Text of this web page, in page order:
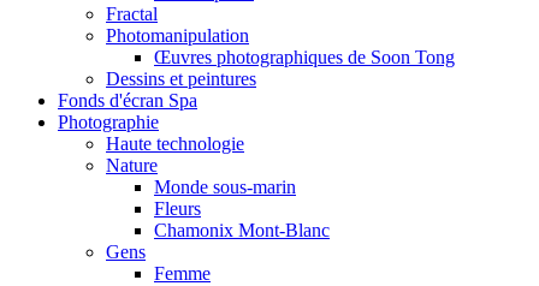
Fractal
Photomanipulation
Œuvres photographiques de Soon Tong
Dessins et peintures
Fonds d'écran Spa
Photographie
Haute technologie
Nature
Monde sous-marin
Fleurs
Chamonix Mont-Blanc
Gens
Femme